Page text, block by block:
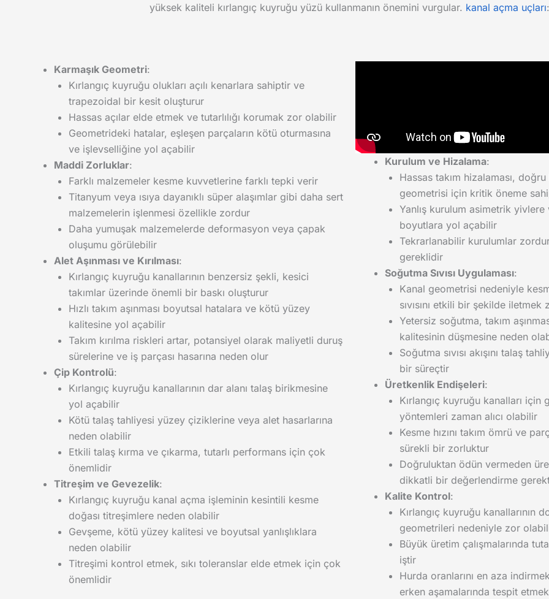
yüksek kaliteli kırlangıç kuyruğu yüzü kullanmanın önemini vurgular. kanal açma uçları:
Karmaşık Geometri:
Kırlangıç kuyruğu olukları açılı kenarlara sahiptir ve
trapezoidal bir kesit oluşturur
Hassas açılar elde etmek ve tutarlılığı korumak zor olabilir
Geometrideki hatalar, eşleşen parçaların kötü oturmasına
ve işlevselliğine yol açabilir
Maddi Zorluklar:
Farklı malzemeler kesme kuvvetlerine farklı tepki verir
Titanyum veya ısıya dayanıklı süper alaşımlar gibi daha sert
malzemelerin işlenmesi özellikle zordur
Daha yumuşak malzemelerde deformasyon veya çapak
oluşumu görülebilir
Alet Aşınması ve Kırılması:
Kırlangıç kuyruğu kanallarının benzersiz şekli, kesici
takımlar üzerinde önemli bir baskı oluşturur
Hızlı takım aşınması boyutsal hatalara ve kötü yüzey
kalitesine yol açabilir
Takım kırılma riskleri artar, potansiyel olarak maliyetli duruş
sürelerine ve iş parçası hasarına neden olur
Çip Kontrolü:
Kırlangıç kuyruğu kanallarının dar alanı talaş birikmesine
yol açabilir
Kötü talaş tahliyesi yüzey çiziklerine veya alet hasarlarına
neden olabilir
Etkili talaş kırma ve çıkarma, tutarlı performans için çok
önemlidir
Titreşim ve Gevezelik:
Kırlangıç kuyruğu kanal açma işleminin kesintili kesme
doğası titreşimlere neden olabilir
Gevşeme, kötü yüzey kalitesi ve boyutsal yanlışlıklara
neden olabilir
Titreşimi kontrol etmek, sıkı toleranslar elde etmek için çok
önemlidir
Kurulum ve Hizalama:
Hassas takım hizalaması,
geometrisi için kritik öneme
Yanlış kurulum asimetrik yivlere
boyutlara yol açabilir
Tekrarlanabilir kurulumlar
gereklidir
Soğutma Sıvısı Uygulaması:
Kanal geometrisi nedeniyle
sıvısını etkili bir şekilde
Yetersiz soğutma, takım
kalitesinin düşmesine neden
Soğutma sıvısı akışını talaş
bir süreçtir
Üretkenlik Endişeleri:
Kırlangıç kuyruğu kanalları için
yöntemleri zaman alıcı olabilir
Kesme hızını takım ömrü ve
sürekli bir zorluktur
Doğruluktan ödün vermeden
dikkatli bir değerlendirme
Kalite Kontrol:
Kırlangıç kuyruğu kanallarının
geometrileri nedeniyle zor
Büyük üretim çalışmalarında
iştir
Hurda oranlarını en aza
erken aşamalarında tespit